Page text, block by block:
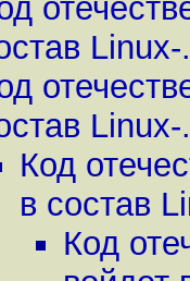
Код
в состав
Код